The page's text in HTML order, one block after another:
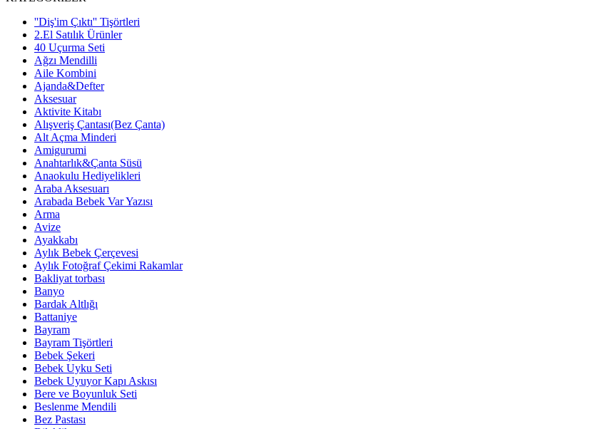
''Diş'im Çıktı'' Tişörtleri
2.El Satılık Ürünler
40 Uçurma Seti
Ağzı Mendilli
Aile Kombini
Ajanda&Defter
Aksesuar
Aktivite Kitabı
Alışveriş Çantası(Bez Çanta)
Alt Açma Minderi
Amigurumi
Anahtarlık&Çanta Süsü
Anaokulu Hediyelikleri
Araba Aksesuarı
Arabada Bebek Var Yazısı
Arma
Avize
Ayakkabı
Aylık Bebek Çerçevesi
Aylık Fotoğraf Çekimi Rakamlar
Bakliyat torbası
Banyo
Bardak Altlığı
Battaniye
Bayram
Bayram Tişörtleri
Bebek Şekeri
Bebek Uyku Seti
Bebek Uyuyor Kapı Askısı
Bere ve Boyunluk Seti
Beslenme Mendili
Bez Pastası